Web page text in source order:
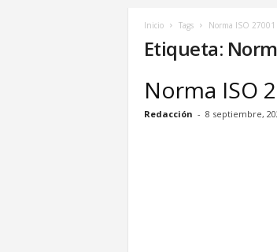
Inicio Tags Norma ISO 27001
Etiqueta:
Norma ISO
Redacción - 8 septiembre,